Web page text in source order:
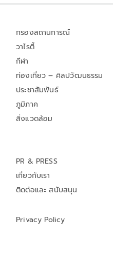
กรองสถานการณ์
วาไรตี้
กีฬา
ท่องเที่ยว – ศิลปวัฒนธรรม
ประชาสัมพันธ์
ภูมิภาค
สิ่งแวดล้อม
PR & PRESS
เกี่ยวกับเรา
ติดต่อและ สนับสนุน
Privacy Policy